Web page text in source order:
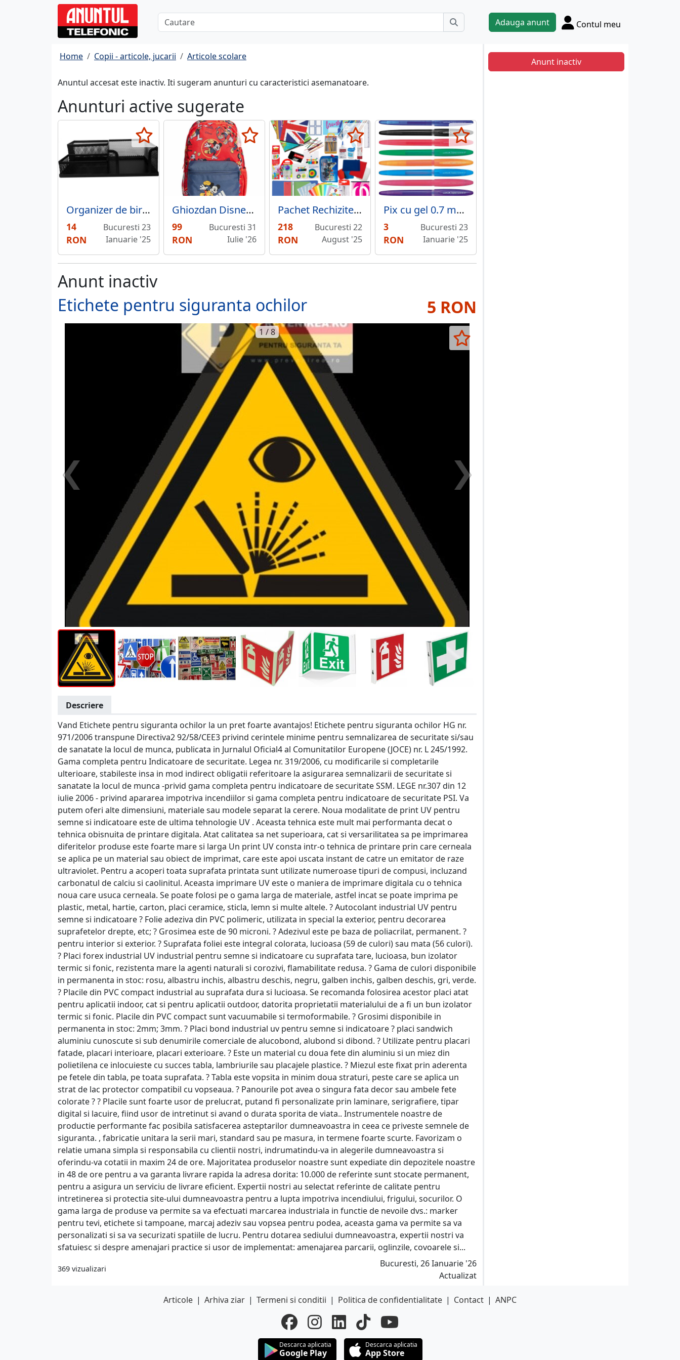
Adauga anunt Contul meu
Home Copii - articole, jucarii Articole scolare
Anuntul accesat este inactiv. Iti sugeram anunturi cu caracteristici asemanatoare.
Anunturi active sugerate
Organizer de birou metalic Mesh, 3 compartimente
14
RON
Bucuresti 23
Ianuarie '25
Ghiozdan Disney copii
99
RON
Bucuresti 31
Iulie '26
Pachet Rechizite Basic baieti clasa 1
218
RON
Bucuresti 22
August '25
Pix cu gel 0.7 mm Uni-ball UM-170 Signo GelStick
3
RON
Bucuresti 23
Ianuarie '25
Anunt inactiv
Etichete pentru siguranta ochilor
5 RON
1 / 8
Descriere
Vand Etichete pentru siguranta ochilor la un pret foarte avantajos! Etichete pentru siguranta ochilor HG nr.
971/2006 transpune Directiva2 92/58/CEE3 privind cerintele minime pentru semnalizarea de securitate si/sau
de sanatate la locul de munca, publicata in Jurnalul Oficial4 al Comunitatilor Europene (JOCE) nr. L 245/1992.
Gama completa pentru Indicatoare de securitate. Legea nr. 319/2006, cu modificarile si completarile
ulterioare, stabileste insa in mod indirect obligatii referitoare la asigurarea semnalizarii de securitate si
sanatate la locul de munca -privid gama completa pentru indicatoare de securitate SSM. LEGE nr.307 din 12
iulie 2006 - privind apararea impotriva incendiilor si gama completa pentru indicatoare de securitate PSI. Va
putem oferi alte dimensiuni, materiale sau modele separat la cerere. Noua modalitate de print UV pentru
semne si indicatoare este de ultima tehnologie UV . Aceasta tehnica este mult mai performanta decat o
tehnica obisnuita de printare digitala. Atat calitatea sa net superioara, cat si versarilitatea sa pe imprimarea
diferitelor produse este foarte mare si larga Un print UV consta intr-o tehnica de printare prin care cerneala
se aplica pe un material sau obiect de imprimat, care este apoi uscata instant de catre un emitator de raze
ultraviolet. Pentru a acoperi toata suprafata printata sunt utilizate numeroase tipuri de compusi, incluzand
carbonatul de calciu si caolinitul. Aceasta imprimare UV este o maniera de imprimare digitala cu o tehnica
noua care usuca cerneala. Se poate folosi pe o gama larga de materiale, astfel incat se poate imprima pe
plastic, metal, hartie, carton, placi ceramice, sticla, lemn si multe altele. ? Autocolant industrial UV pentru
semne si indicatoare ? Folie adeziva din PVC polimeric, utilizata in special la exterior, pentru decorarea
suprafetelor drepte, etc; ? Grosimea este de 90 microni. ? Adezivul este pe baza de poliacrilat, permanent. ?
pentru interior si exterior. ? Suprafata foliei este integral colorata, lucioasa (59 de culori) sau mata (56 culori).
? Placi forex industrial UV industrial pentru semne si indicatoare cu suprafata tare, lucioasa, bun izolator
termic si fonic, rezistenta mare la agenti naturali si corozivi, flamabilitate redusa. ? Gama de culori disponibile
in permanenta in stoc: rosu, albastru inchis, albastru deschis, negru, galben inchis, galben deschis, gri, verde.
? Placile din PVC compact industrial au suprafata dura si lucioasa. Se recomanda folosirea acestor placi atat
pentru aplicatii indoor, cat si pentru aplicatii outdoor, datorita proprietatii materialului de a fi un bun izolator
termic si fonic. Placile din PVC compact sunt vacuumabile si termoformabile. ? Grosimi disponibile in
permanenta in stoc: 2mm; 3mm. ? Placi bond industrial uv pentru semne si indicatoare ? placi sandwich
aluminiu cunoscute si sub denumirile comerciale de alucobond, alubond si dibond. ? Utilizate pentru placari
fatade, placari interioare, placari exterioare. ? Este un material cu doua fete din aluminiu si un miez din
polietilena ce inlocuieste cu succes tabla, lambriurile sau placajele plastice. ? Miezul este fixat prin aderenta
pe fetele din tabla, pe toata suprafata. ? Tabla este vopsita in minim doua straturi, peste care se aplica un
strat de lac protector compatibil cu vopseaua. ? Panourile pot avea o singura fata decor sau ambele fete
colorate ? ? Placile sunt foarte usor de prelucrat, putand fi personalizate prin laminare, serigrafiere, tipar
digital si lacuire, fiind usor de intretinut si avand o durata sporita de viata.. Instrumentele noastre de
productie performante fac posibila satisfacerea asteptarilor dumneavoastra in ceea ce priveste semnele de
siguranta. , fabricatie unitara la serii mari, standard sau pe masura, in termene foarte scurte. Favorizam o
relatie umana simpla si responsabila cu clientii nostri, indrumatindu-va in alegerile dumneavoastra si
oferindu-va cotatii in maxim 24 de ore. Majoritatea produselor noastre sunt expediate din depozitele noastre
in 48 de ore pentru a va garanta livrare rapida la adresa dorita: 10.000 de referinte sunt stocate permanent,
pentru a asigura un serviciu de livrare eficient. Expertii nostri au selectat referinte de calitate pentru
intretinerea si protectia site-ului dumneavoastra pentru a lupta impotriva incendiului, frigului, socurilor. O
gama larga de produse va permite sa va efectuati marcarea industriala in functie de nevoile dvs.: marker
pentru tevi, etichete si tampoane, marcaj adeziv sau vopsea pentru podea, aceasta gama va permite sa va
personalizati si sa va securizati spatiile de lucru. Pentru dotarea sediului dumneavoastra, expertii nostri va
sfatuiesc si despre amenajari practice si usor de implementat: amenajarea parcarii, oglinzile, covoarele si...
369 vizualizari
Bucuresti, 26 Ianuarie '26
Actualizat
Anunt inactiv
Articole | Arhiva ziar | Termeni si conditii | Politica de confidentialitate | Contact | ANPC
Descarca aplicatia
Google Play
Descarca aplicatia
App Store